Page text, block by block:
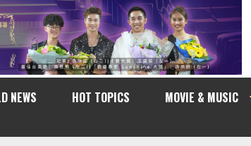
NEWS HOT TOPICS MOVIE & MUSIC